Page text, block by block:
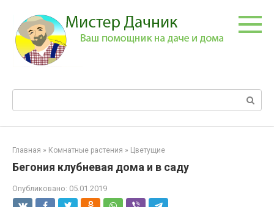
контенту
Главная » Комнатные растения » Цветущие
Бегония клубневая дома и в саду
Опубликовано: 05.01.2019